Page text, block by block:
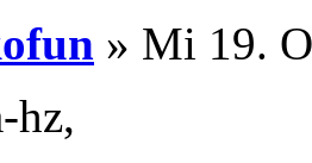
» Mi 19.
hz,